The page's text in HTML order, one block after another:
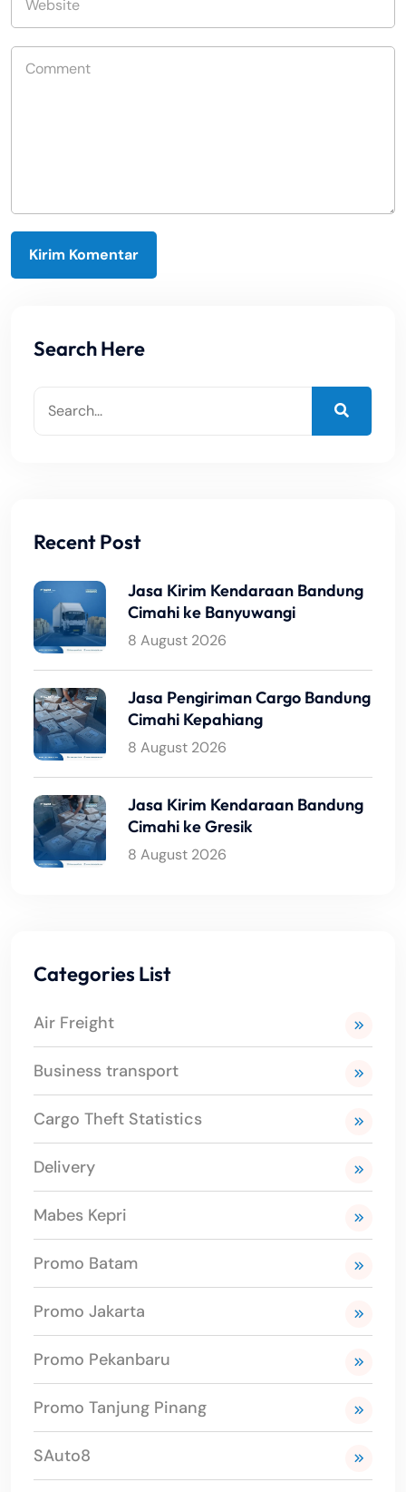
Search Here
Recent Post
Jasa Kirim Kendaraan Bandung
Cimahi ke Banyuwangi
8 August 2026
Jasa Pengiriman Cargo Bandung
Cimahi Kepahiang
8 August 2026
Jasa Kirim Kendaraan Bandung
Cimahi ke Gresik
8 August 2026
Categories List
Air Freight
Business transport
Cargo Theft Statistics
Delivery
Mabes Kepri
Promo Batam
Promo Jakarta
Promo Pekanbaru
Promo Tanjung Pinang
SAuto8